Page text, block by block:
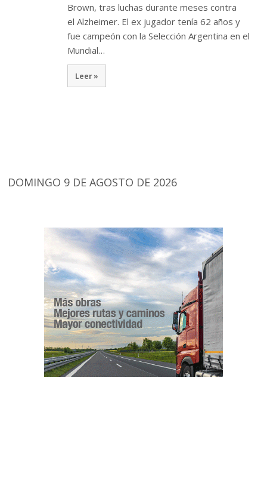
Brown, tras luchas durante meses contra
el Alzheimer. El ex jugador tenía 62 años y
fue campeón con la Selección Argentina en el
Mundial…
Leer »
DOMINGO 9 DE AGOSTO DE 2026